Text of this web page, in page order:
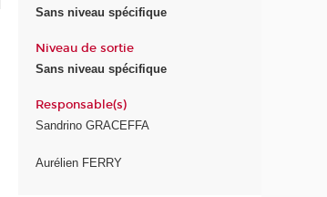
Sans niveau spécifique
Niveau de sortie
Sans niveau spécifique
Responsable(s)
Sandrino GRACEFFA
Aurélien FERRY